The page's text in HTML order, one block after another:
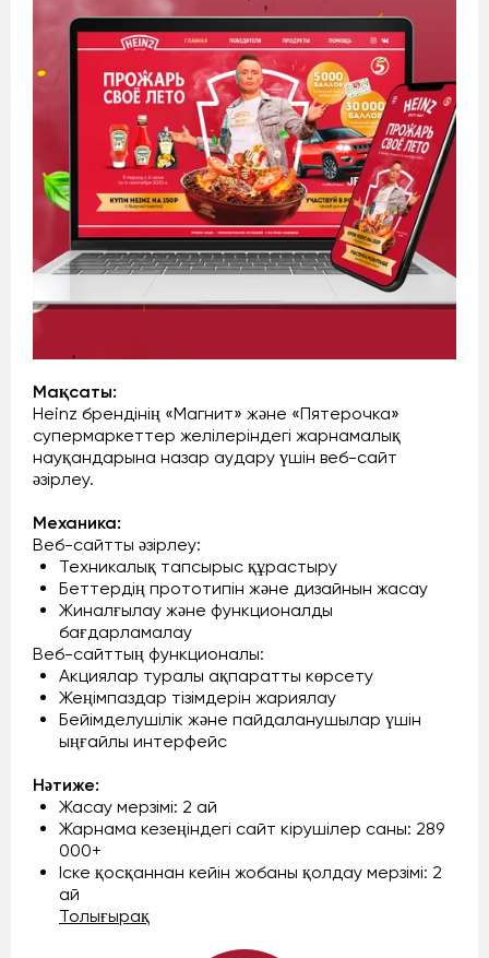
Мақсаты:
Heinz брендінің «Магнит» және «Пятерочка»
супермаркеттер желілеріндегі жарнамалық
науқандарына назар аудару үшін веб-сайт
әзірлеу.
Механика:
Веб-сайтты әзірлеу:
Техникалық тапсырыс құрастыру
Беттердің прототипін және дизайнын жасау
Жиналғылау және функционалды
бағдарламалау
Веб-сайттың функционалы:
Акциялар туралы ақпаратты көрсету
Жеңімпаздар тізімдерін жариялау
Бейімделушілік және пайдаланушылар үшін
ыңғайлы интерфейс
Нәтиже:
Жасау мерзімі: 2 ай
Жарнама кезеңіндегі сайт кірушілер саны: 289
000+
Іске қосқаннан кейін жобаны қолдау мерзімі: 2
ай
Толығырақ